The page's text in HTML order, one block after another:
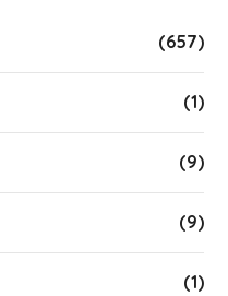
(657)
(1)
(9)
(9)
(1)